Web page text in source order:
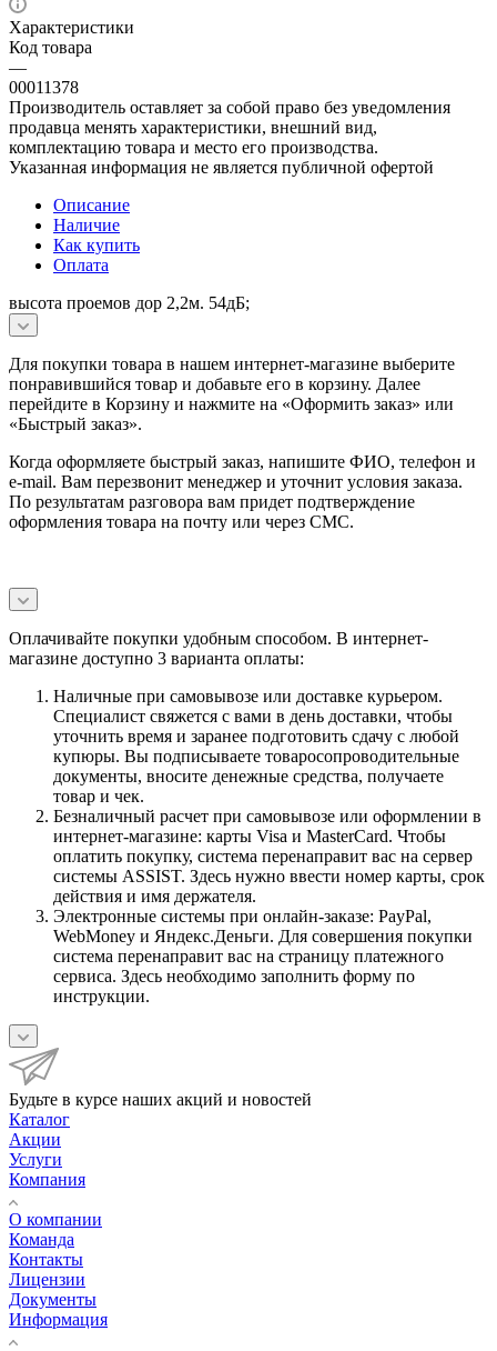
Характеристики
Код товара
—
00011378
Производитель оставляет за собой право без уведомления
продавца менять характеристики, внешний вид,
комплектацию товара и место его производства.
Указанная информация не является публичной офертой
Описание
Наличие
Как купить
Оплата
высота проемов дор 2,2м. 54дБ;
Для покупки товара в нашем интернет-магазине выберите
понравившийся товар и добавьте его в корзину. Далее
перейдите в Корзину и нажмите на «Оформить заказ» или
«Быстрый заказ».
Когда оформляете быстрый заказ, напишите ФИО, телефон и
e-mail. Вам перезвонит менеджер и уточнит условия заказа.
По результатам разговора вам придет подтверждение
оформления товара на почту или через СМС.
Оплачивайте покупки удобным способом. В интернет-
магазине доступно 3 варианта оплаты:
Наличные при самовывозе или доставке курьером.
Специалист свяжется с вами в день доставки, чтобы
уточнить время и заранее подготовить сдачу с любой
купюры. Вы подписываете товаросопроводительные
документы, вносите денежные средства, получаете
товар и чек.
Безналичный расчет при самовывозе или оформлении в
интернет-магазине: карты Visa и MasterCard. Чтобы
оплатить покупку, система перенаправит вас на сервер
системы ASSIST. Здесь нужно ввести номер карты, срок
действия и имя держателя.
Электронные системы при онлайн-заказе: PayPal,
WebMoney и Яндекс.Деньги. Для совершения покупки
система перенаправит вас на страницу платежного
сервиса. Здесь необходимо заполнить форму по
инструкции.
Будьте в курсе наших акций и новостей
Каталог
Акции
Услуги
Компания
О компании
Команда
Контакты
Лицензии
Документы
Информация